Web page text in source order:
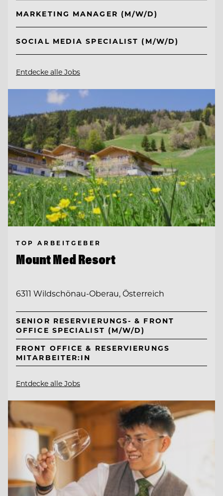
MARKETING MANAGER (M/W/D)
SOCIAL MEDIA SPECIALIST (M/W/D)
Entdecke alle Jobs
TOP ARBEITGEBER
Mount Med Resort
6311 Wildschönau-Oberau, Österreich
SENIOR RESERVIERUNGS- & FRONT
OFFICE SPECIALIST (M/W/D)
FRONT OFFICE & RESERVIERUNGS
MITARBEITER:IN
Entdecke alle Jobs